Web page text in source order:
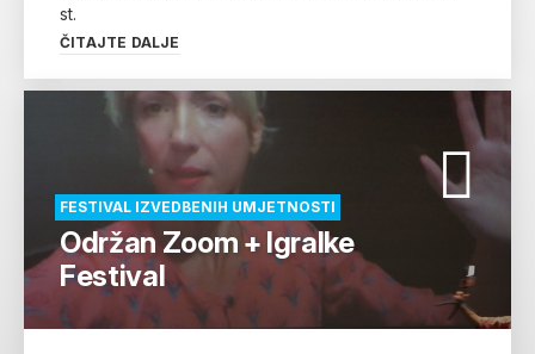
st.
ČITAJTE DALJE
FESTIVAL IZVEDBENIH UMJETNOSTI
Održan Zoom + Igralke
Festival